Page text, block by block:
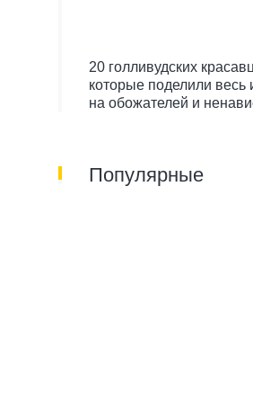
20 голливудских
которые поделили весь
на обожателей и
Популярные